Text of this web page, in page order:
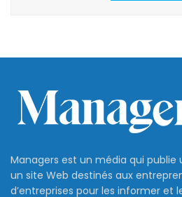
Managers est un média qui
un site Web destinés aux
d’entreprises pour les informer et